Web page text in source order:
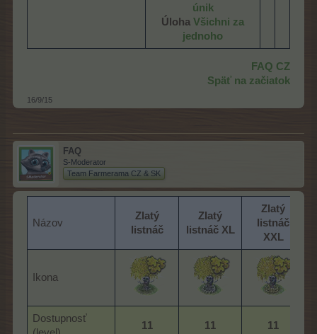
únik
Úloha Všichni za
jednoho
FAQ CZ
Späť na začiatok
16/9/15
FAQ
S-Moderator
Team Farmerama CZ & SK
Názov
Zlatý
listnáč
Zlatý
listnáč XL
Zlatý
listnáč
XXL
Ikona
Dostupnosť
11 11 11